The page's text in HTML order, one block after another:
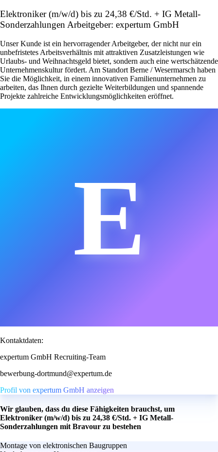
Elektroniker (m/w/d) bis zu 24,38 €/Std. + IG Metall-
Sonderzahlungen Arbeitgeber: expertum GmbH
Unser Kunde ist ein hervorragender Arbeitgeber, der nicht nur ein
unbefristetes Arbeitsverhältnis mit attraktiven Zusatzleistungen wie
Urlaubs- und Weihnachtsgeld bietet, sondern auch eine wertschätzende
Unternehmenskultur fördert. Am Standort Berne / Wesermarsch haben
Sie die Möglichkeit, in einem innovativen Familienunternehmen zu
arbeiten, das Ihnen durch gezielte Weiterbildungen und spannende
Projekte zahlreiche Entwicklungsmöglichkeiten eröffnet.
E
Kontaktdaten:
expertum GmbH Recruiting-Team
bewerbung-dortmund@expertum.de
Profil von expertum GmbH anzeigen
Wir glauben, dass du diese Fähigkeiten brauchst, um
Elektroniker (m/w/d) bis zu 24,38 €/Std. + IG Metall-
Sonderzahlungen mit Bravour zu bestehen
Montage von elektronischen Baugruppen